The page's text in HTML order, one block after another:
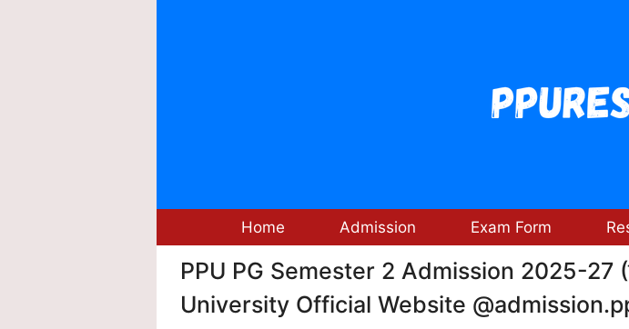
Home Admission Exam Form
PPU PG Semester 2 Admission 2025-
University Official Website